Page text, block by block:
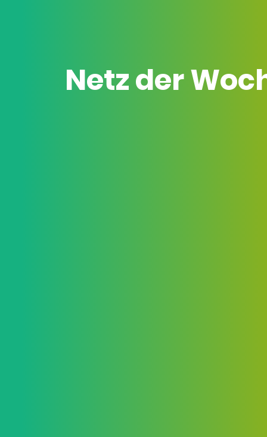
Netz der